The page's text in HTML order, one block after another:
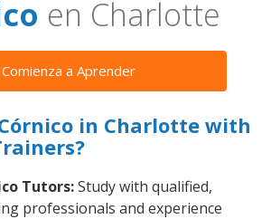
en Charlotte
Comienza a Aprender
in Charlotte with
Tutors:Study with qualified,
professionals and experience